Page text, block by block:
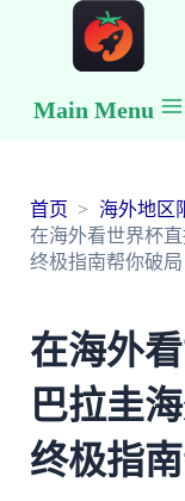
Main Menu
首页
海外地区
在海外看世界杯
终极指南帮你破局
在海外
巴拉圭
终极指